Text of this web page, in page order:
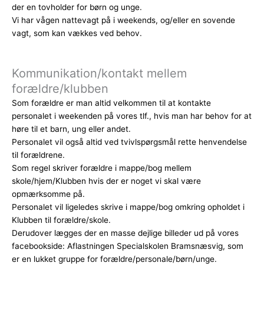
der en tovholder for børn og unge.
Vi har vågen nattevagt på i weekends, og/eller en sovende
vagt, som kan vækkes ved behov.
Kommunikation/kontakt mellem
forældre/klubben
Som forældre er man altid velkommen til at kontakte
personalet i weekenden på vores tlf., hvis man har behov for at
høre til et barn, ung eller andet.
Personalet vil også altid ved tvivlspørgsmål rette henvendelse
til forældrene.
Som regel skriver forældre i mappe/bog mellem
skole/hjem/Klubben hvis der er noget vi skal være
opmærksomme på.
Personalet vil ligeledes skrive i mappe/bog omkring opholdet i
Klubben til forældre/skole.
Derudover lægges der en masse dejlige billeder ud på vores
facebookside: Aflastningen Specialskolen Bramsnæsvig, som
er en lukket gruppe for forældre/personale/børn/unge.